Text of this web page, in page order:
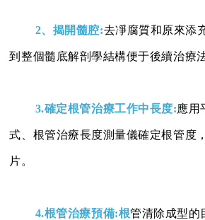
2、揭開髓腔:去凈腐質和原來添
到整個髓底解剖學結構便于後續治療
3.確定根管治療工作中長度:應用
式、根管治療長度測量儀確定根管度
片。
4.根管治療預備:根管清除成型的